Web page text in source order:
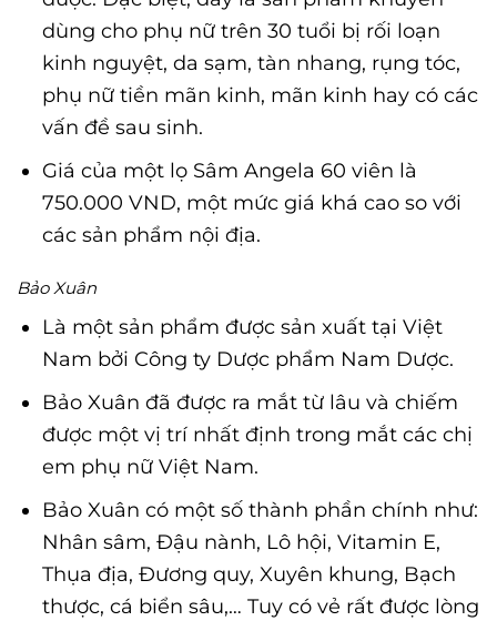
dùng cho phụ nữ trên 30 tuổi bị rối loạn
kinh nguyệt, da sạm, tàn nhang, rụng tóc,
phụ nữ tiền mãn kinh, mãn kinh hay có các
vấn đề sau sinh.
Giá của một lọ Sâm Angela 60 viên là
750.000 VND, một mức giá khá cao so với
các sản phẩm nội địa.
Bảo Xuân
Là một sản phẩm được sản xuất tại Việt
Nam bởi Công ty Dược phẩm Nam Dược.
Bảo Xuân đã được ra mắt từ lâu và chiếm
được một vị trí nhất định trong mắt các chị
em phụ nữ Việt Nam.
Bảo Xuân có một số thành phần chính như:
Nhân sâm, Đậu nành, Lô hội, Vitamin E,
Thụa địa, Đương quy, Xuyên khung, Bạch
thược, cá biển sâu,… Tuy có vẻ rất được lòng